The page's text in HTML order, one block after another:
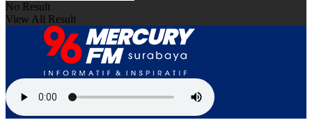
No Result
View All Result